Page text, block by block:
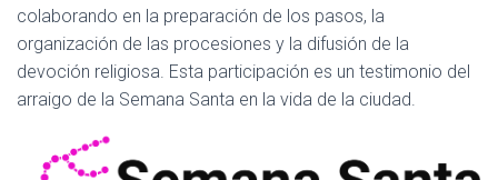
colaborando en la preparación de los pasos, la
organización de las procesiones y la difusión de la
devoción religiosa. Esta participación es un testimonio del
arraigo de la Semana Santa en la vida de la ciudad.